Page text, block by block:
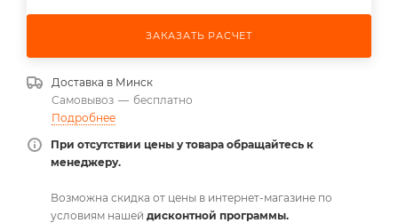
ЗАКАЗАТЬ РАСЧЕТ
Доставка в Минск
Самовывоз — бесплатно
Подробнее
При отсутствии цены у товара обращайтесь к
менеджеру.
Возможна скидка от цены в интернет-магазине по
условиям нашей дисконтной программы.